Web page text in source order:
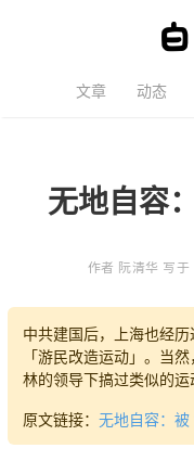
文章 动态
无地自容
作者 阮清华 写于
中共建国后，上海也经
「游民改造运动」。当
林的领导下搞过类似的运
原文链接： 无地自容：被